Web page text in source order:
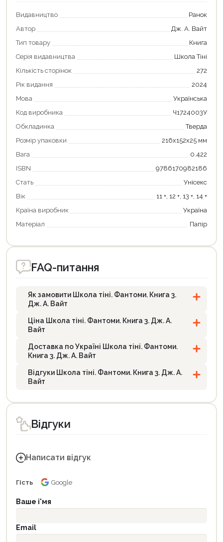
Видавництво
Ранок
Автор
Дж. А. Вайт
Тип товару
Книга
Серія видавництва
Школа Тіні
Кількість сторінок
272
Рік видання
2024
Мова
Українська
Код виробника
Ч1724003У
Обкладинка
Тверда
Розмір упаковки
216х152х25 мм
Вага
0.422
ISBN
9786170982186
Стать
Унісекс
Вік
11 +, 12 +, 13 +, 14 +
Країна виробник
Україна
Матеріал
Папір
FAQ-питання
Як замовити Школа тіні. Фантоми. Книга 3.
Дж. А. Вайт
Ціна Школа тіні. Фантоми. Книга 3. Дж. А.
Вайт
Доставка по Україні Школа тіні. Фантоми.
Книга 3. Дж. А. Вайт
Відгуки Школа тіні. Фантоми. Книга 3. Дж. А.
Вайт
Відгуки
Написати відгук
Гість Google
Ваше і'мя
Email
Продовжити покупки